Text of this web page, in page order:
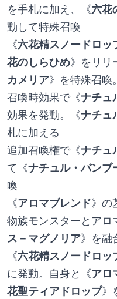
を手札に加え、《六花
動して特殊召喚
《六花精スノードロッ
花のしらひめ》をリリ
カメリア》を特殊召喚
召喚時効果で《ナチュ
効果を発動。《ナチュ
札に加える
追加召喚権で《ナチュ
て《ナチュル・バンブ
喚
《アロマブレンド》の
物族モンスターとアロ
ス－マグノリア》を融
《六花精スノードロッ
に発動。自身と《アロ
花聖ティアドロップ》